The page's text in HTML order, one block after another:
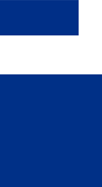
mėn.
mėn.